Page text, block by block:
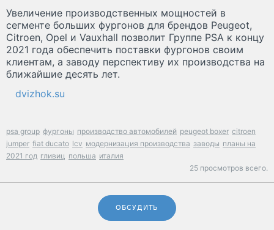
Увеличение производственных мощностей в
сегменте больших фургонов для брендов Peugeot,
Citroеn, Opel и Vauxhall позволит Группе PSA к концу
2021 года обеспечить поставки фургонов своим
клиентам, а заводу перспективу их производства на
ближайшие десять лет.
dvizhok.su
psa group фургоны производство автомобилей peugeot boxer citroen
jumper fiat ducato lcv модернизация производства заводы планы на
2021 год гливиц польша италия
25 просмотров всего.
ОБСУДИТЬ